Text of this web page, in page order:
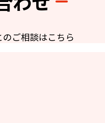
ご相談はこちら